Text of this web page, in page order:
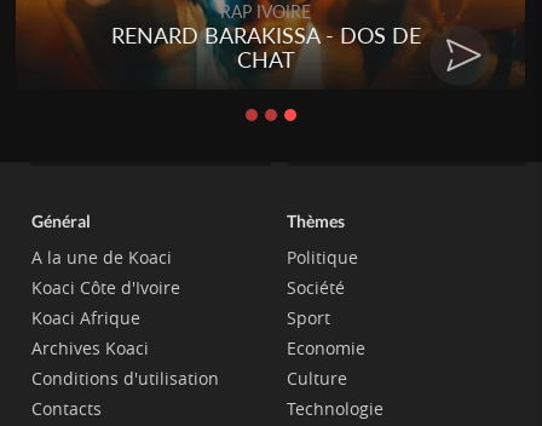
RAP IVOIRE
RENARD BARAKISSA - DOS DE
CHAT
Général
A la une de Koaci
Koaci Côte d'Ivoire
Koaci Afrique
Archives Koaci
Conditions d'utilisation
Contacts
Thèmes
Politique
Société
Sport
Economie
Culture
Technologie